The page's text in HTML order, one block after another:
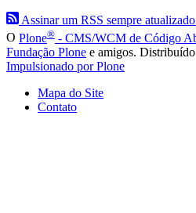
Assinar um RSS sempre
O Plone® - CMS/WCM de Código
Fundação Plone e amigos. Distribuído
Impulsionado por Plone
Mapa do Site
Contato